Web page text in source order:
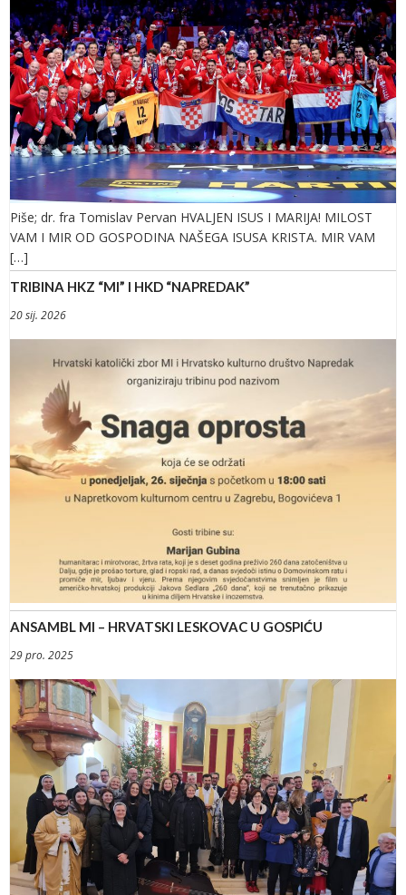
Piše; dr. fra Tomislav Pervan HVALJEN ISUS I MARIJA! MILOST
VAM I MIR OD GOSPODINA NAŠEGA ISUSA KRISTA. MIR VAM
[…]
TRIBINA HKZ “MI” I HKD “NAPREDAK”
20 sij. 2026
ANSAMBL MI – HRVATSKI LESKOVAC U GOSPIĆU
29 pro. 2025